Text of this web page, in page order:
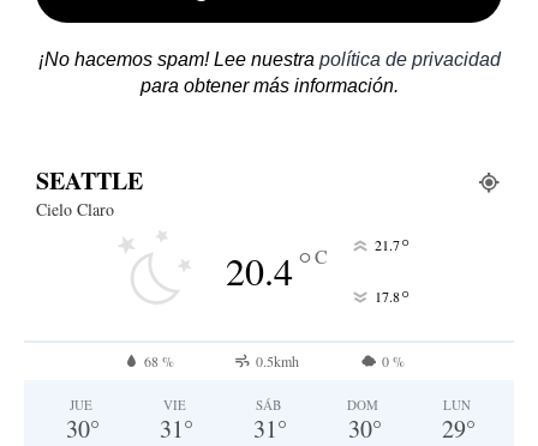
¡No hacemos spam! Lee nuestra política de privacidad
para obtener más información.
SEATTLE
Cielo Claro
20.4°C 21.7°
17.8°
68 % 0.5kmh 0 %
JUE
30°
VIE
31°
SÁB
31°
DOM
30°
LUN
29°